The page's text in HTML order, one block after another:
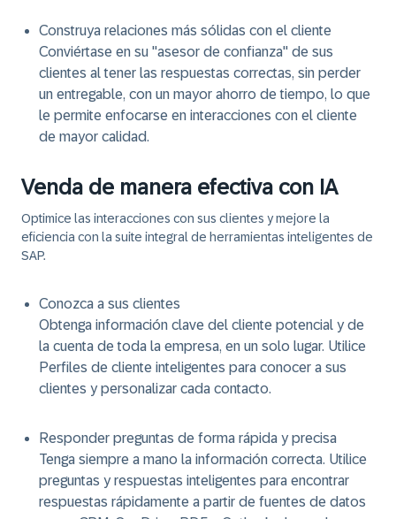
Construya relaciones más sólidas con el cliente
Conviértase en su "asesor de confianza" de sus
clientes al tener las respuestas correctas, sin perder
un entregable, con un mayor ahorro de tiempo, lo que
le permite enfocarse en interacciones con el cliente
de mayor calidad.
Venda de manera efectiva con IA
Optimice las interacciones con sus clientes y mejore la
eficiencia con la suite integral de herramientas inteligentes de
SAP.
Conozca a sus clientes
Obtenga información clave del cliente potencial y de
la cuenta de toda la empresa, en un solo lugar. Utilice
Perfiles de cliente inteligentes para conocer a sus
clientes y personalizar cada contacto.
Responder preguntas de forma rápida y precisa
Tenga siempre a mano la información correcta. Utilice
preguntas y respuestas inteligentes para encontrar
respuestas rápidamente a partir de fuentes de datos